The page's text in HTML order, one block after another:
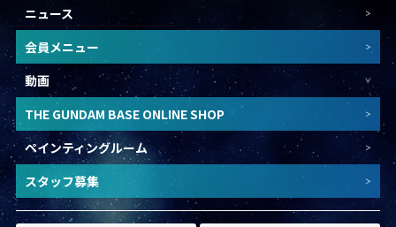
ニュース
会員メニュー
動画
THE GUNDAM BASE ONLINE SHOP
ペインティングルーム
スタッフ募集